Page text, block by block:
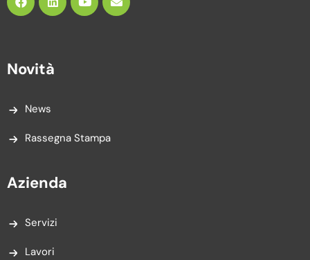
Novità
News
Rassegna Stampa
Azienda
Servizi
Lavori